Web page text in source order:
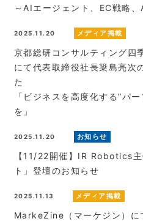
～AIエージェント、EC戦略
2025.11.20 メディア掲載
京都総研コンサルティング
にて代表取締役社長簗島亮次
た
「ビジネスを高度化する”パ
を」
2025.11.20 お知らせ
【11/22開催】IR Robotics
ト」登壇のお知らせ
2025.11.13 メディア掲載
MarkeZine（マーケジン）に